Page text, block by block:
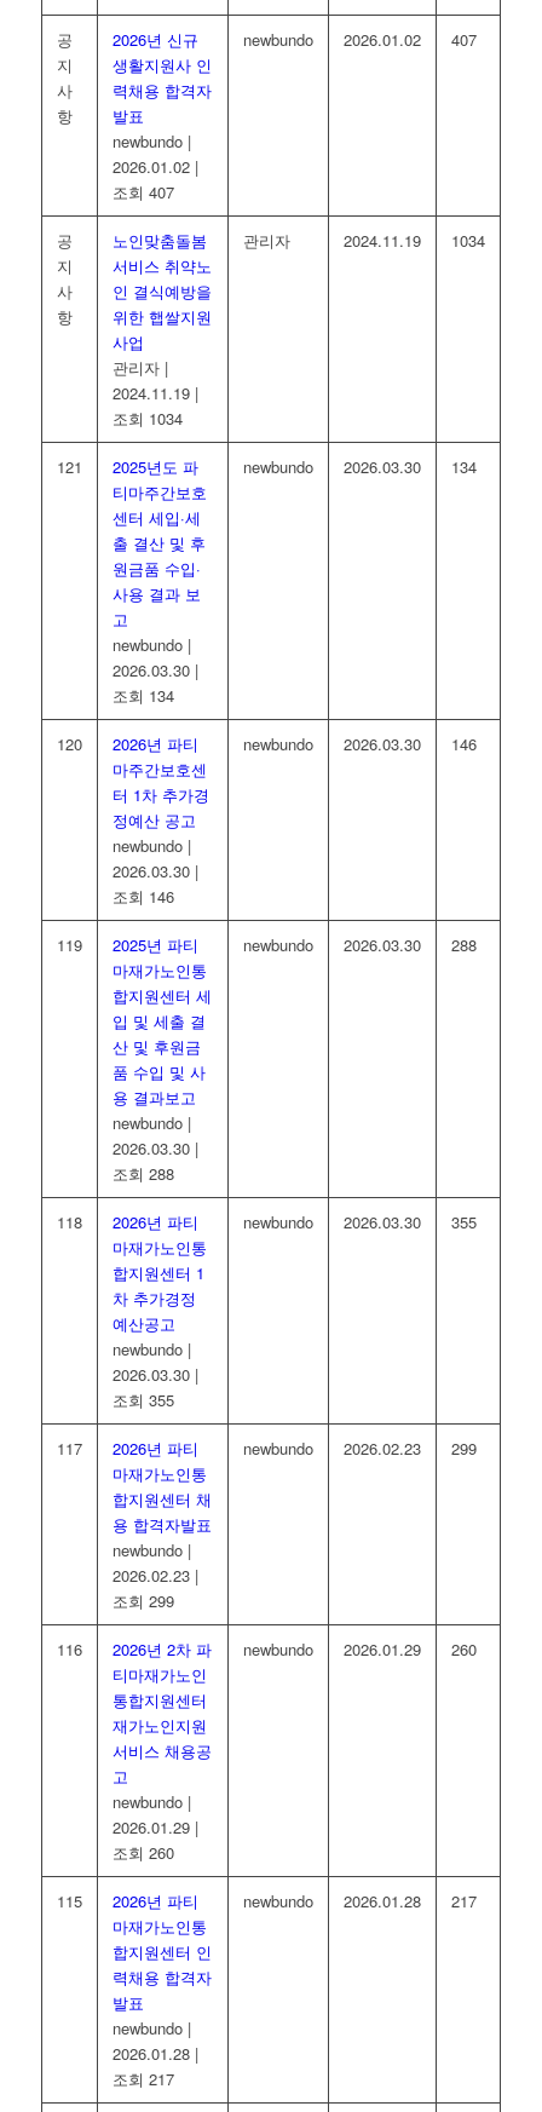
공
지
사
항
2026년 신규
생활지원사 인
력채용 합격자
발표
newbundo |
2026.01.02 |
조회 407
newbundo 2026.01.02 407
공
지
사
항
노인맞춤돌봄
서비스 취약노
인 결식예방을
위한 햅쌀지원
사업
관리자 |
2024.11.19 |
조회 1034
관리자 2024.11.19 1034
121
2025년도 파
티마주간보호
센터 세입·세
출 결산 및 후
원금품 수입·
사용 결과 보
고
newbundo |
2026.03.30 |
조회 134
newbundo 2026.03.30 134
120
2026년 파티
마주간보호센
터 1차 추가경
정예산 공고
newbundo |
2026.03.30 |
조회 146
newbundo 2026.03.30 146
119
2025년 파티
마재가노인통
합지원센터 세
입 및 세출 결
산 및 후원금
품 수입 및 사
용 결과보고
newbundo |
2026.03.30 |
조회 288
newbundo 2026.03.30 288
118
2026년 파티
마재가노인통
합지원센터 1
차 추가경정
예산공고
newbundo |
2026.03.30 |
조회 355
newbundo 2026.03.30 355
117
2026년 파티
마재가노인통
합지원센터 채
용 합격자발표
newbundo |
2026.02.23 |
조회 299
newbundo 2026.02.23 299
116
2026년 2차 파
티마재가노인
통합지원센터
재가노인지원
서비스 채용공
고
newbundo |
2026.01.29 |
조회 260
newbundo 2026.01.29 260
115
2026년 파티
마재가노인통
합지원센터 인
력채용 합격자
발표
newbundo |
2026.01.28 |
조회 217
newbundo 2026.01.28 217